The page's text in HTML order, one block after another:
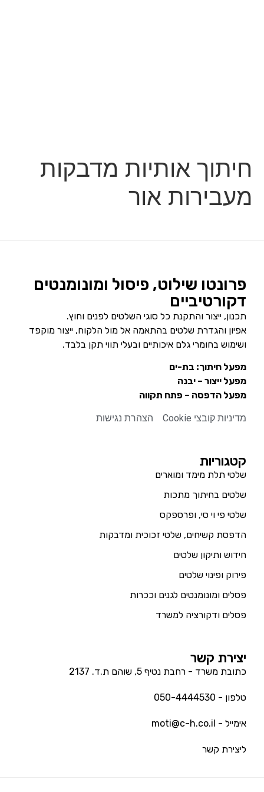
חיתוך אותיות מדבקות
מעבירות אור
פרונטו שילוט, פיסול ומונומנטים
דקורטיביים
תכנון, ייצור והתקנת כל סוגי השלטים לפנים וחוץ.
אפיון והגדרת שלטים בהתאמה אל מול הלקוח, ייצור מוקפד
ושימוש בחומרי גלם איכותיים ובעלי תווי תקן בלבד.
מפעל חיתוך: בת-ים
מפעל ייצור – יבנה
מפעל הדפסה – פתח תקווה
מדיניות קובצי Cookie הצהרת נגישות
קטגוריות
שלטי תלת מימד ומוארים
שלטים בחיתוך מתכות
שלטי פי וי סי, ופרספקס
הדפסת קשיחים, שלטי זכוכית ומדבקות
חידוש ותיקון שלטים
פירוק ופינוי שלטים
פסלים ומונומנטים לגנים וככרות
פסלים ודקורציה למשרד
יצירת קשר
כתובת משרד - רחבת נטיף 5, שוהם ת.ד. 2137
טלפון - 050-4444530
אימייל - moti@c-h.co.il
ליצירת קשר